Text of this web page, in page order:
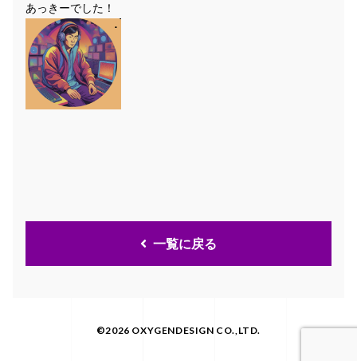
あっきーでした！
一覧に戻る
©2026 OXYGENDESIGN CO.,LTD.